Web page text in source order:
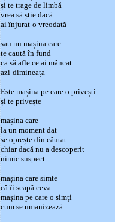
și te trage de limbă
vrea să știe dacă
ai înjurat-o vreodată
sau nu mașina care
te caută în fund
ca să afle ce ai mâncat
azi-dimineața
Este mașina pe care o privești
și te privește
mașina care
la un moment dat
se oprește din căutat
chiar dacă nu a descoperit
nimic suspect
mașina care simte
că îi scapă ceva
mașina pe care o simți
cum se umanizează